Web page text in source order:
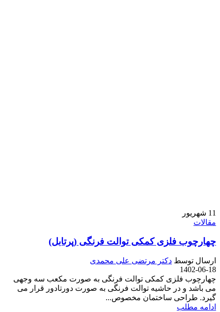
11 شهریور
مقالات
چهارچوب فلزی کمکی توالت فرنگی (پرتابل)
ارسال توسط دکتر مرتضی علی محمدی
1402-06-18
چهارچوب فلزی کمکی توالت فرنگی به صورت مکعب سه وجهی
می باشد و در حاشیه توالت فرنگی به صورت دورتادور قرار می
گیرد. طراحی ساختمان مخصوص...
ادامه مطلب